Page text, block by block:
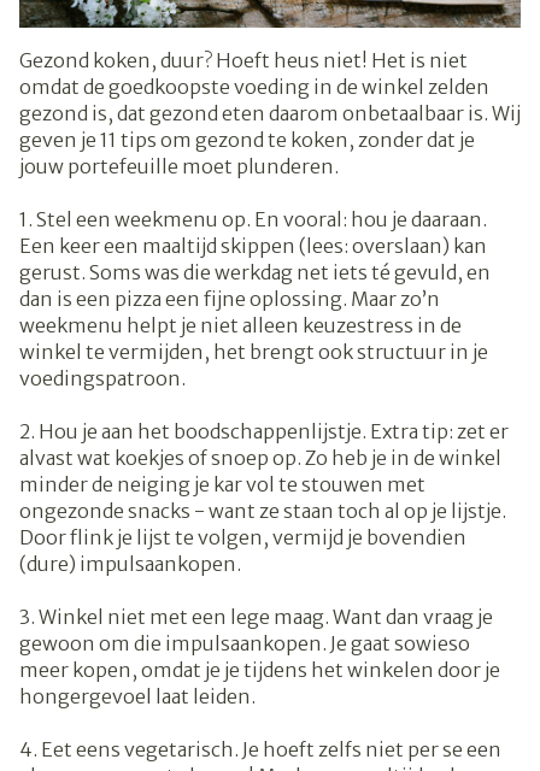
Gezond koken, duur? Hoeft heus niet! Het is niet
omdat de goedkoopste voeding in de winkel zelden
gezond is, dat gezond eten daarom onbetaalbaar is. Wij
geven je 11 tips om gezond te koken, zonder dat je
jouw portefeuille moet plunderen.
1. Stel een weekmenu op. En vooral: hou je daaraan.
Een keer een maaltijd skippen (lees: overslaan) kan
gerust. Soms was die werkdag net iets té gevuld, en
dan is een pizza een fijne oplossing. Maar zo’n
weekmenu helpt je niet alleen keuzestress in de
winkel te vermijden, het brengt ook structuur in je
voedingspatroon.
2. Hou je aan het boodschappenlijstje. Extra tip: zet er
alvast wat koekjes of snoep op. Zo heb je in de winkel
minder de neiging je kar vol te stouwen met
ongezonde snacks - want ze staan toch al op je lijstje.
Door flink je lijst te volgen, vermijd je bovendien
(dure) impulsaankopen.
3. Winkel niet met een lege maag. Want dan vraag je
gewoon om die impulsaankopen. Je gaat sowieso
meer kopen, omdat je je tijdens het winkelen door je
hongergevoel laat leiden.
4. Eet eens vegetarisch. Je hoeft zelfs niet per se een